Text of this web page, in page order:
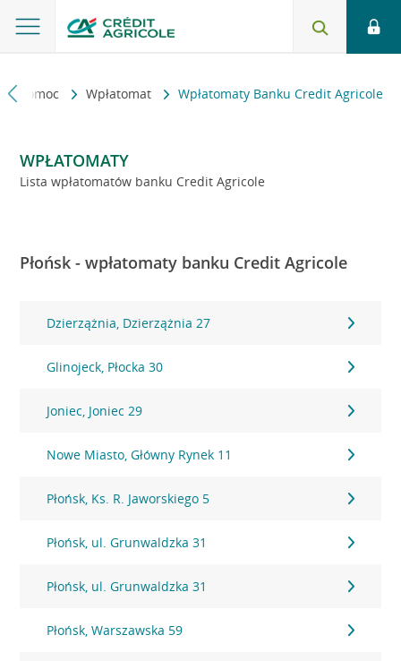
i pomoc Wpłatomat Wpłatomaty Banku Credit Agricole
WPŁATOMATY
Lista wpłatomatów banku Credit Agricole
Płońsk - wpłatomaty banku Credit Agricole
Dzierzążnia, Dzierzążnia 27
Glinojeck, Płocka 30
Joniec, Joniec 29
Nowe Miasto, Główny Rynek 11
Płońsk, Ks. R. Jaworskiego 5
Płońsk, ul. Grunwaldzka 31
Płońsk, ul. Grunwaldzka 31
Płońsk, Warszawska 59